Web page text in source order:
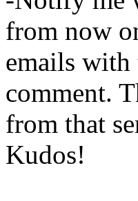
from now
emails with
comment.
from that
Kudos!